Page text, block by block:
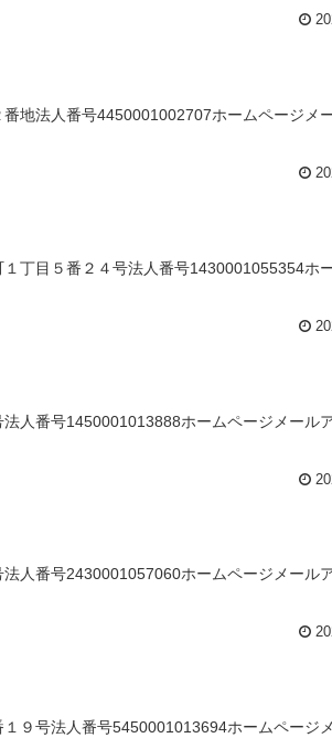
地法人番号4450001002707ホームページメ
丁目５番２４号法人番号1430001055354ホ
人番号1450001013888ホームページメール
人番号2430001057060ホームページメール
９号法人番号5450001013694ホームページ